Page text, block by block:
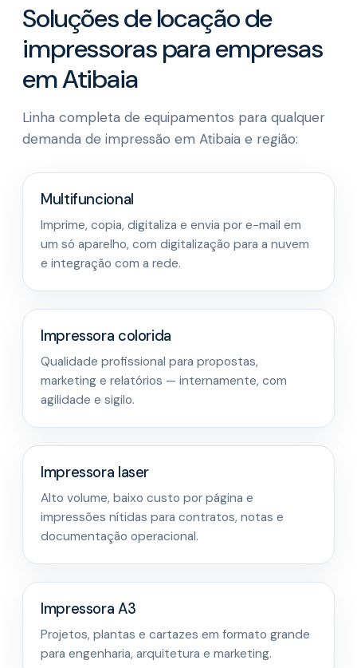
Soluções de locação de
impressoras para empresas
em Atibaia
Linha completa de equipamentos para qualquer
demanda de impressão em Atibaia e região:
Multifuncional
Imprime, copia, digitaliza e envia por e-mail em
um só aparelho, com digitalização para a nuvem
e integração com a rede.
Impressora colorida
Qualidade profissional para propostas,
marketing e relatórios — internamente, com
agilidade e sigilo.
Impressora laser
Alto volume, baixo custo por página e
impressões nítidas para contratos, notas e
documentação operacional.
Impressora A3
Projetos, plantas e cartazes em formato grande
para engenharia, arquitetura e marketing.